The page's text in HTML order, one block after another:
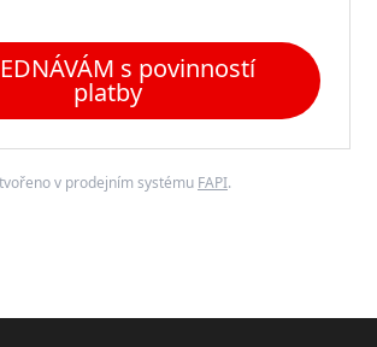
s povinností
platby
v prodejním systému FAPI.